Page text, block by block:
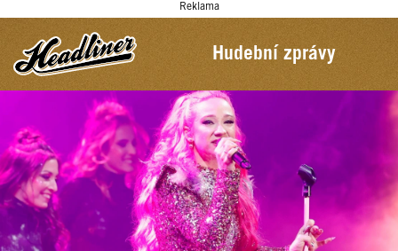
Reklama
Hudební zprávy